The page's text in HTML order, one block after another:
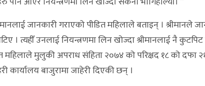
जानकारी गराएको पीडित महिलाले बताइन् । श्रीमानले
। त्यहीँ उनलाई नियन्त्रणमा लिन खोज्दा श्रीमानलाई नै
महिलाले मुलुकी अपराध संहिता २०७४ को परिक्षद १८ को दफा
कार्यालय बाजुरामा जाहेरी दिएकी छन् ।